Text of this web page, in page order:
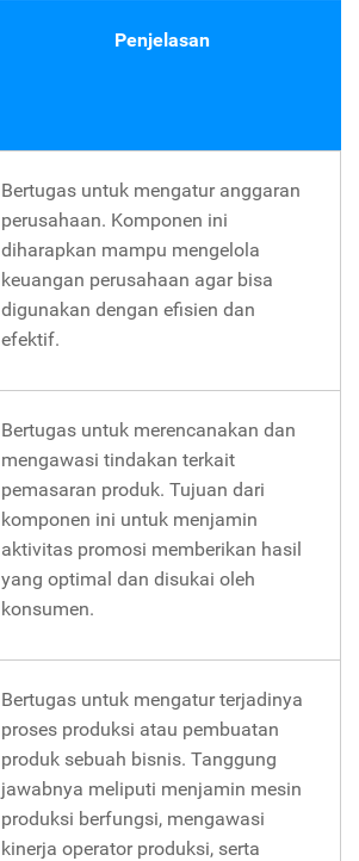
Penjelasan
Bertugas untuk mengatur anggaran
perusahaan. Komponen ini
diharapkan mampu mengelola
keuangan perusahaan agar bisa
digunakan dengan efisien dan
efektif.
Bertugas untuk merencanakan dan
mengawasi tindakan terkait
pemasaran produk. Tujuan dari
komponen ini untuk menjamin
aktivitas promosi memberikan hasil
yang optimal dan disukai oleh
konsumen.
Bertugas untuk mengatur terjadinya
proses produksi atau pembuatan
produk sebuah bisnis. Tanggung
jawabnya meliputi menjamin mesin
produksi berfungsi, mengawasi
kinerja operator produksi, serta